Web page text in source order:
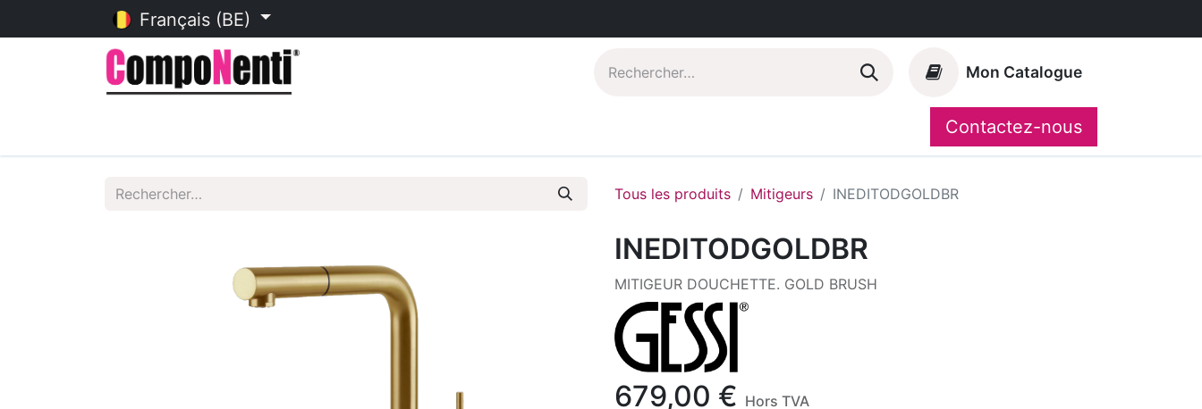
Français (BE)
Mon Catalogue
CompoShop
Contactez-nous
Tous les produits Mitigeurs INEDITODGOLDBR
INEDITODGOLDBR
MITIGEUR DOUCHETTE. GOLD BRUSH
679,00 € Hors TVA